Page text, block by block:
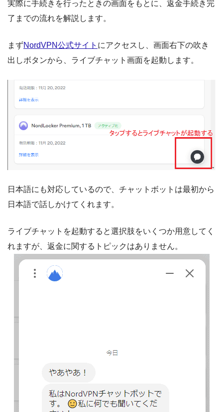
実際に手続きを行ったときの画面をもとに、返金手続き完
了までの流れを解説します。
まずNordVPN公式サイト にアクセスし、画面右下の吹き
出しボタンから、ライブチャット画面を起動します。
日本語にも対応しているので、チャットボットは最初から
日本語で話しかけてくれます。
ライブチャットを起動すると選択肢をいくつか用意してく
れますが、返金に関するトピックはありません。